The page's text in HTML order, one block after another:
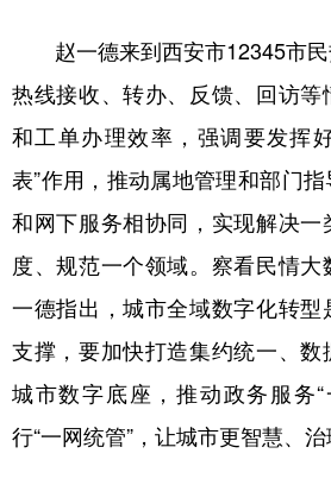
赵一德来到西安市12345市民
热线接收、转办、反馈、回访
和工单办理效率，强调要发挥
表”作用，推动属地管理和部门
和网下服务相协同，实现解决
度、规范一个领域。察看民情
一德指出，城市全域数字化转
支撑，要加快打造集约统一、
城市数字底座，推动政务服务
行“一网统管”，让城市更智慧、治